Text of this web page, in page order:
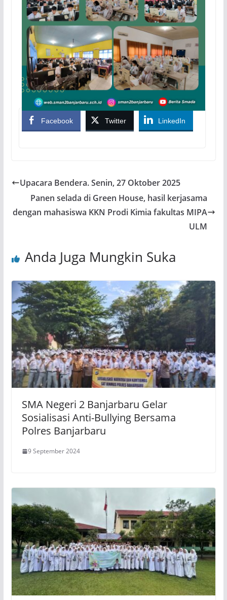
Facebook Twitter LinkedIn
Upacara Bendera. Senin, 27 Oktober 2025
Panen selada di Green House, hasil kerjasama
dengan mahasiswa KKN Prodi Kimia fakultas MIPA
ULM
Anda Juga Mungkin Suka
SMA Negeri 2 Banjarbaru Gelar
Sosialisasi Anti-Bullying Bersama
Polres Banjarbaru
9 September 2024